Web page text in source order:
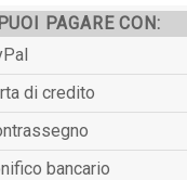
PUOI PAGARE CON:
di credito
bancario